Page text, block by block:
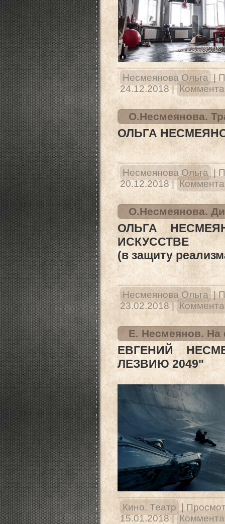
Несмеянова Ольга |
24.12.2018 |
О.Несмеянова.
ОЛЬГА
Несмеянова Ольга |
20.12.2018 |
О.Несмеянова.
ОЛЬГА
ИСКУССТВЕ
(в защиту
Несмеянова Ольга |
23.02.2018 |
Е. Несмеянов.
ЕВГЕНИЙ
ЛЕЗВИЮ 2049"
Кино. Театр |
15.01.2018 |